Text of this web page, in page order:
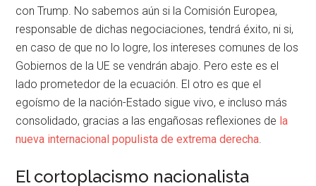
con Trump. No sabemos aún si la Comisión Europea,
responsable de dichas negociaciones, tendrá éxito, ni si,
en caso de que no lo logre, los intereses comunes de los
Gobiernos de la UE se vendrán abajo. Pero este es el
lado prometedor de la ecuación. El otro es que el
egoísmo de la nación-Estado sigue vivo, e incluso más
consolidado, gracias a las engañosas reflexiones de la
nueva internacional populista de extrema derecha
El cortoplacismo nacionalista